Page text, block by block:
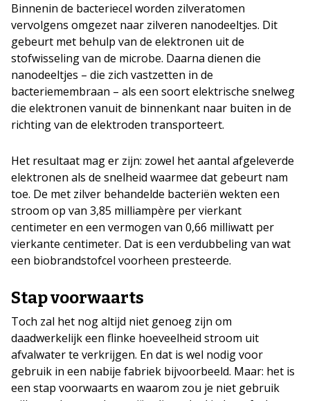
Binnenin de bacteriecel worden zilveratomen
vervolgens omgezet naar zilveren nanodeeltjes. Dit
gebeurt met behulp van de elektronen uit de
stofwisseling van de microbe. Daarna dienen die
nanodeeltjes – die zich vastzetten in de
bacteriemembraan – als een soort elektrische snelweg
die elektronen vanuit de binnenkant naar buiten in de
richting van de elektroden transporteert.
Het resultaat mag er zijn: zowel het aantal afgeleverde
elektronen als de snelheid waarmee dat gebeurt nam
toe. De met zilver behandelde bacteriën wekten een
stroom op van 3,85 milliampère per vierkant
centimeter en een vermogen van 0,66 milliwatt per
vierkante centimeter. Dat is een verdubbeling van wat
een biobrandstofcel voorheen presteerde.
Stap voorwaarts
Toch zal het nog altijd niet genoeg zijn om
daadwerkelijk een flinke hoeveelheid stroom uit
afvalwater te verkrijgen. En dat is wel nodig voor
gebruik in een nabije fabriek bijvoorbeeld. Maar: het is
een stap voorwaarts en waarom zou je niet gebruik